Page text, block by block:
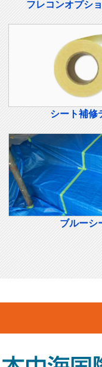
フレコンオプシ
シート補修
ブルーシ